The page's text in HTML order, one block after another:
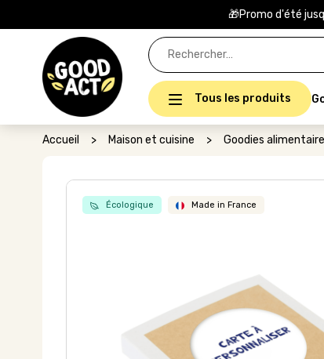
🎁Promo d'été
Rechercher :
Tous les produits
Accueil > Maison et cuisine > Goodies
Écologique Made in France